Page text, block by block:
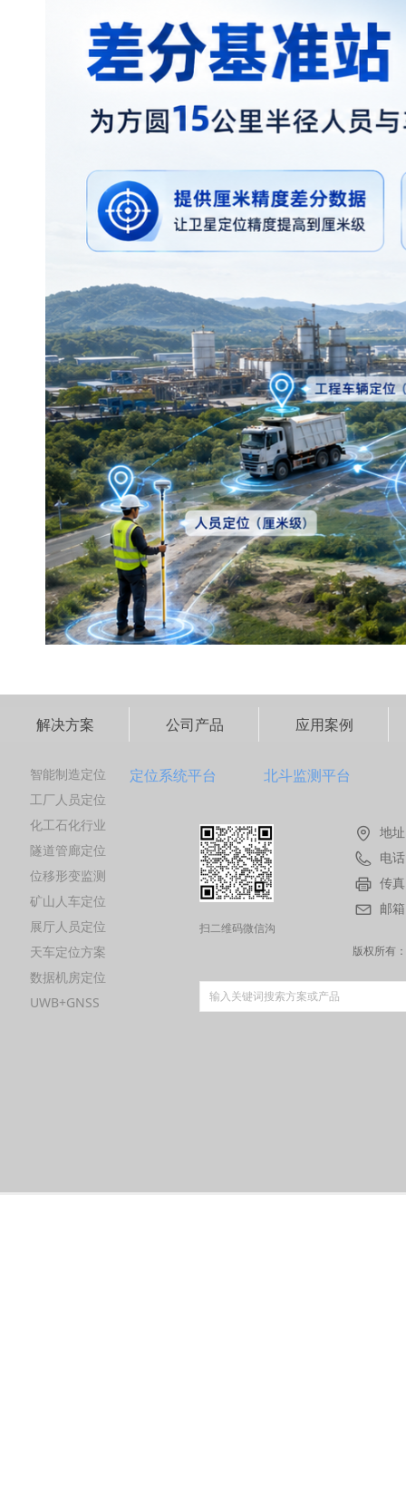
扫二维码微信沟
地
电
传
邮
版权所有：
解决方案 公司产品 应用案例
定位系统平台 北斗监测平台
智能制造定位
工厂人员定位
化工石化行业
隧道管廊定位
位移形变监测
矿山人车定位
展厅人员定位
天车定位方案
数据机房定位
UWB+GNSS